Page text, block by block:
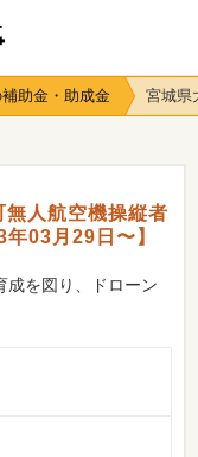
助金・助成金 宮城県
人航空機操縦者
03月29日〜】
成を図り、ドローン